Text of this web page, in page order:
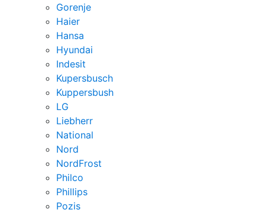
Gorenje
Haier
Hansa
Hyundai
Indesit
Kupersbusch
Kuppersbush
LG
Liebherr
National
Nord
NordFrost
Philco
Phillips
Pozis